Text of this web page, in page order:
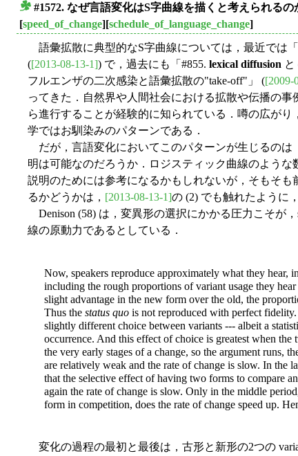
#1572. なぜ言語変化はS字曲線を描くと考えられるの
[speed_of_change][schedule_of_language_change]
語彙拡散に典型的なS字曲線については，最近では「
([2013-08-13-1]) で，過去にも「#855. lexical diffusion と
フルエンザの二次感染と語彙拡散の"take-off"」 ([2009-
ってきた．自然界や人間社会における拡散や伝播の
ら進行することが経験的に知られている．噂の広が
学ではお馴染みのパターンである．
だが，言語変化においてこのパターンが生じるのは
明は可能なのだろうか．ロジスティック曲線のよう
説明のためには参考になるかもしれないが，そもそ
るかどうかは， [2013-08-13-1]の (2) でも触れたように
Denison (58) は，変異形の選択にかかる圧力こそが
線の原動力であるとしている．
Now, speakers reproduce approximately what they hear,
including the rough proportions of variant usage they
slight advantage in the new form over the old, the
Thus the status quo is not reproduced with perfect
slightly different choice between variants --- albeit a
occurrence. And this effect of choice is greatest when
the very early stages of a change, so the argument runs,
are relatively weak and the rate of change is slow. In the
that the selective effect of having two forms to compare
again the rate of change is slow. Only in the middle
form in competition, does the rate of change speed up.
変化の過程の最初と最後は，古形と新形の2つの